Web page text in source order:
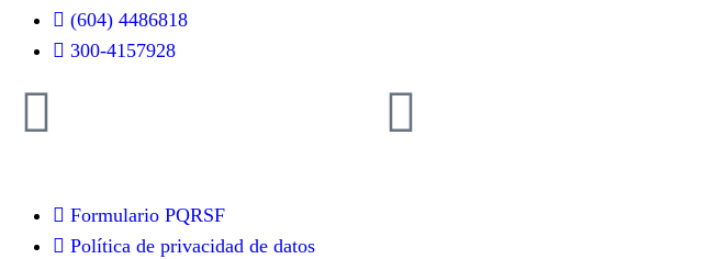
(604) 4486818
300-4157928
Formulario PQRSF
Política de privacidad de datos